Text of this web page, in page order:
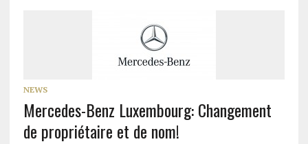
NEWS
Mercedes-Benz Luxembourg: Changement
de propriétaire et de nom!